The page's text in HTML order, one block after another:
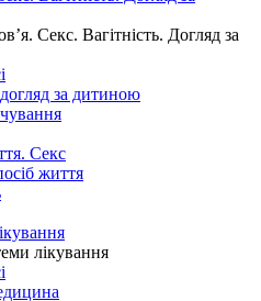
Секс. Вагітність. Догляд за
догляд за дитиною
Секс
життя
лікування